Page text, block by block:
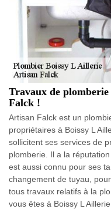
Travaux de
Falck !
Artisan Falck est un
propriétaires à Boissy L
sollicitent ses services de
plomberie. Il a la
est aussi connu pour ses
changement de tuyau,
tous travaux relatifs à la
vous êtes à Boissy L